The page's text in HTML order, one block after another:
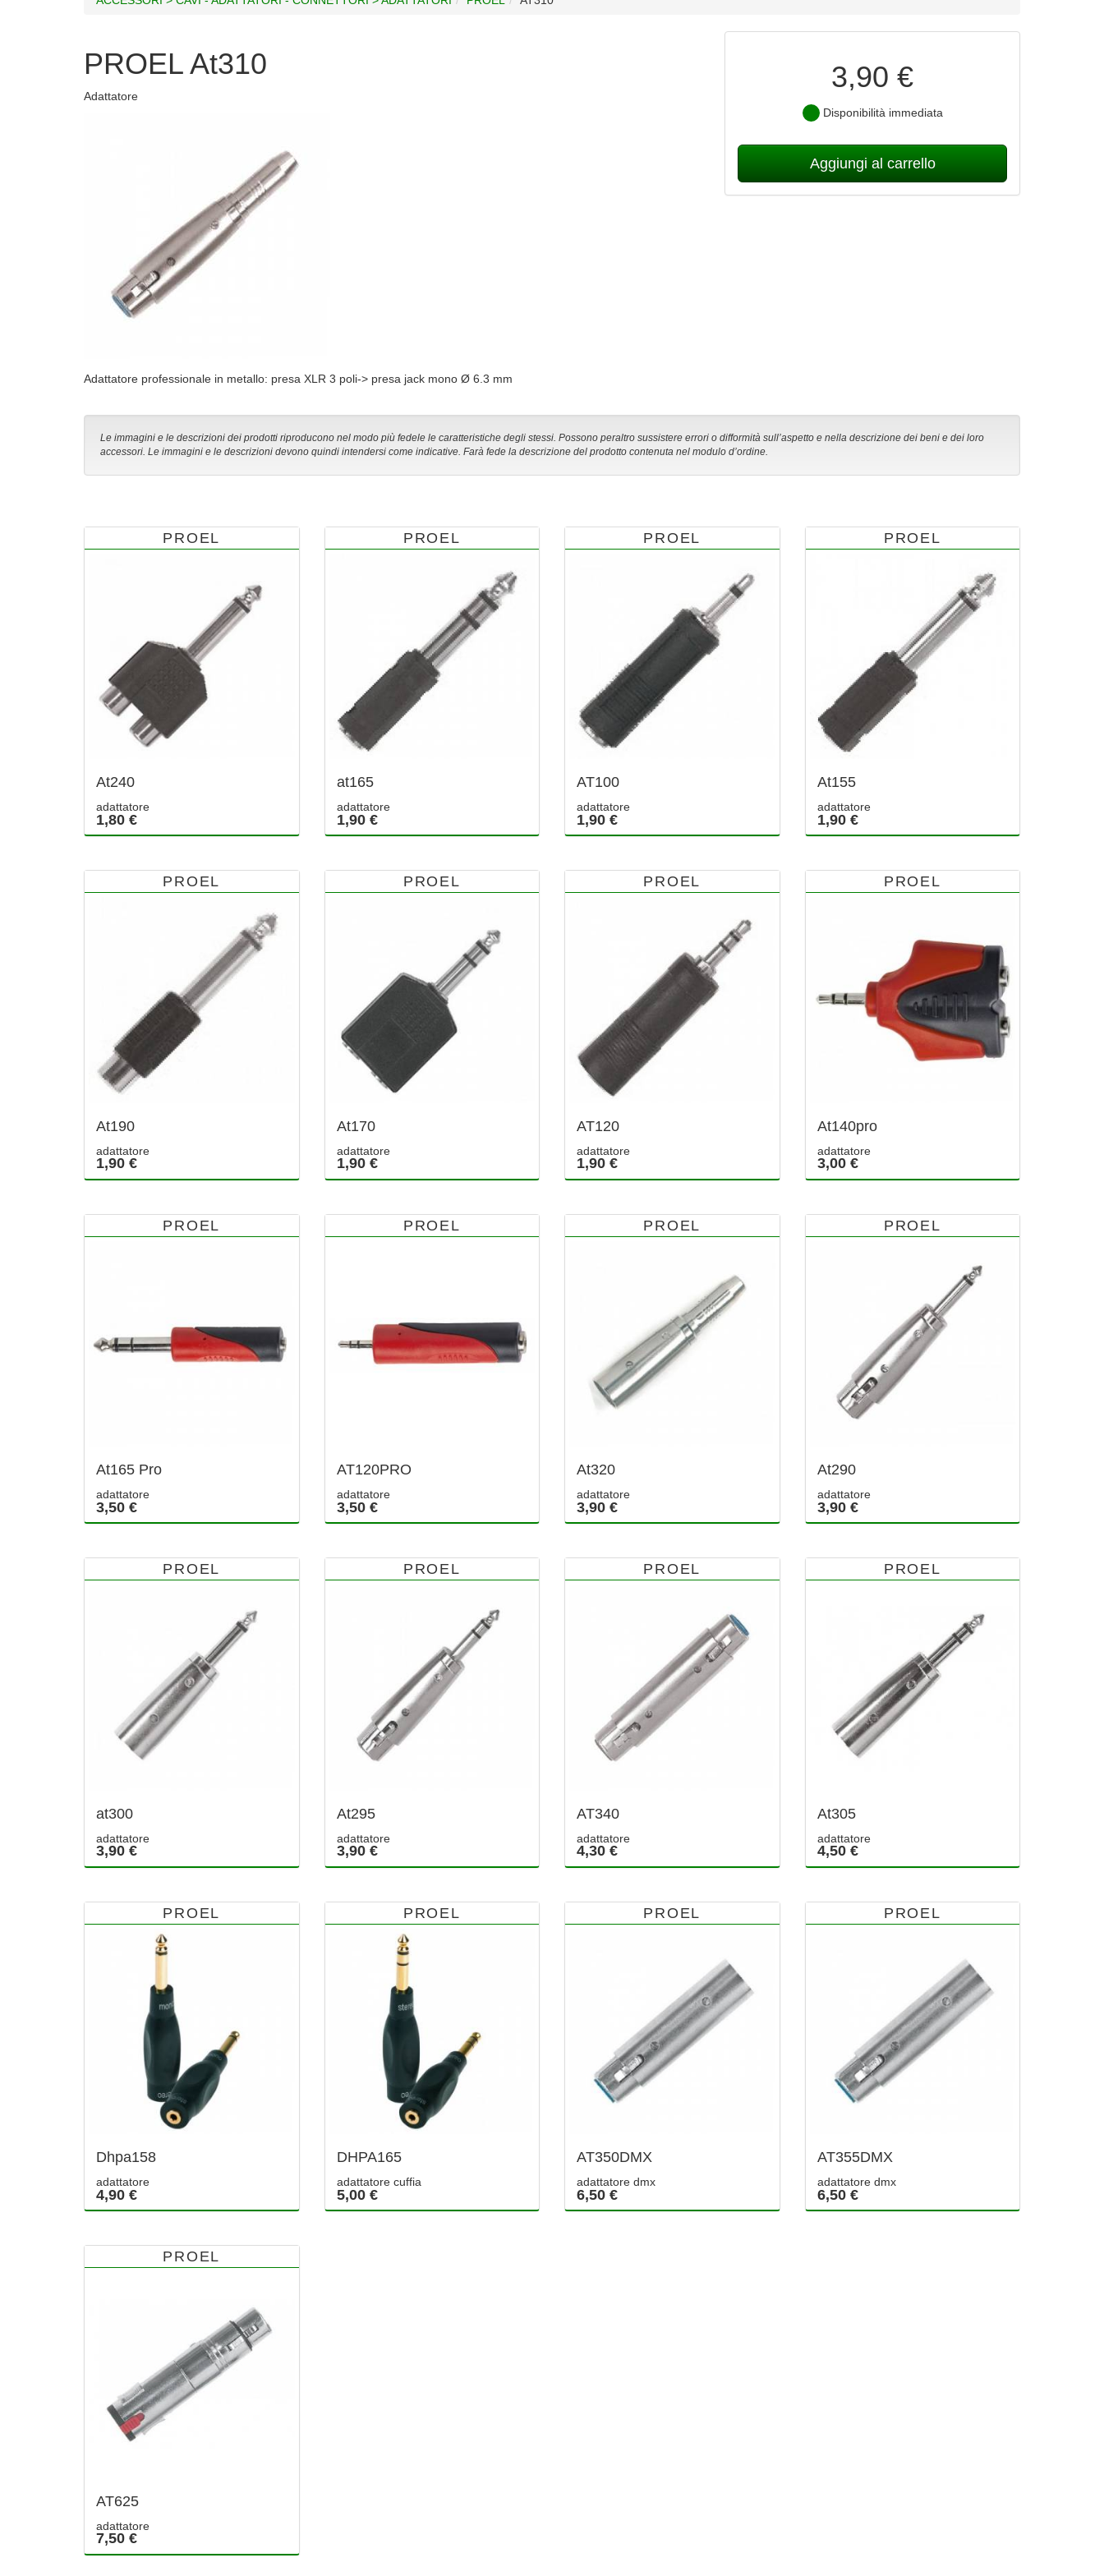
3,90 €
Disponibilità immediata
Aggiungi al carrello
PROEL At310
Adattatore
Adattatore professionale in metallo: presa XLR 3 poli-> presa jack mono Ø 6.3 mm
Le immagini e le descrizioni dei prodotti riproducono nel modo più fedele le caratteristiche degli stessi. Possono peraltro sussistere errori o difformità sull’aspetto e nella descrizione dei beni e dei loro
accessori. Le immagini e le descrizioni devono quindi intendersi come indicative. Farà fede la descrizione del prodotto contenuta nel modulo d’ordine.
PROEL
At240
adattatore
1,80 €
PROEL
at165
adattatore
1,90 €
PROEL
AT100
adattatore
1,90 €
PROEL
At155
adattatore
1,90 €
PROEL
At190
adattatore
1,90 €
PROEL
At170
adattatore
1,90 €
PROEL
AT120
adattatore
1,90 €
PROEL
At140pro
adattatore
3,00 €
PROEL
At165 Pro
adattatore
3,50 €
PROEL
AT120PRO
adattatore
3,50 €
PROEL
At320
adattatore
3,90 €
PROEL
At290
adattatore
3,90 €
PROEL
at300
adattatore
3,90 €
PROEL
At295
adattatore
3,90 €
PROEL
AT340
adattatore
4,30 €
PROEL
At305
adattatore
4,50 €
PROEL
Dhpa158
adattatore
4,90 €
PROEL
DHPA165
adattatore cuffia
5,00 €
PROEL
AT350DMX
adattatore dmx
6,50 €
PROEL
AT355DMX
adattatore dmx
6,50 €
PROEL
AT625
adattatore
7,50 €